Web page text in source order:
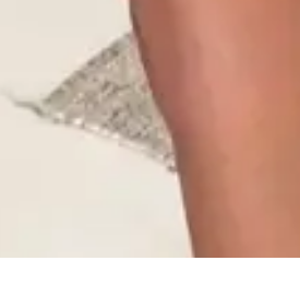
acima de R$259,80